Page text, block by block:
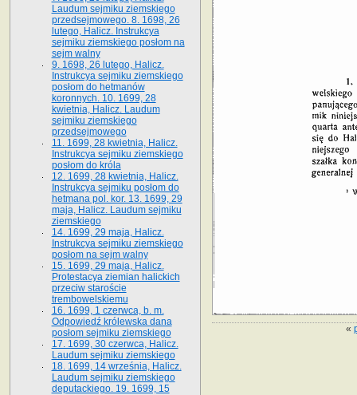
«
Laudum sejmiku ziemskiego
przedsejmowego. 8. 1698, 26
lutego, Halicz. Instrukcya
sejmiku ziemskiego posłom na
sejm walny
9. 1698, 26 lutego, Halicz.
Instrukcya sejmiku ziemskiego
posłom do hetmanów
koronnych. 10. 1699, 28
kwietnia, Halicz. Laudum
sejmiku ziemskiego
przedsejmowego
11. 1699, 28 kwietnia, Halicz.
Instrukcya sejmiku ziemskiego
posłom do króla
12. 1699, 28 kwietnia, Halicz.
Instrukcya sejmiku posłom do
hetmana pol. kor. 13. 1699, 29
maja, Halicz. Laudum sejmiku
ziemskiego
14. 1699, 29 maja, Halicz.
Instrukcya sejmiku ziemskiego
posłom na sejm walny
15. 1699, 29 maja, Halicz.
Protestacya ziemian halickich
przeciw staroście
trembowelskiemu
16. 1699, 1 czerwca, b. m.
Odpowiedź królewska dana
posłom sejmiku ziemskiego
17. 1699, 30 czerwca, Halicz.
Laudum sejmiku ziemskiego
18. 1699, 14 września, Halicz.
Laudum sejmiku ziemskiego
deputackiego. 19. 1699, 15